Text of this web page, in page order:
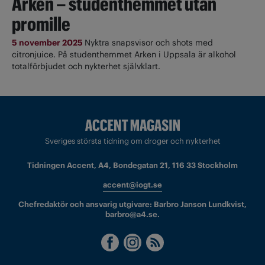
promille
5 november 2025 Nyktra snapsvisor och shots med
citronjuice. På studenthemmet Arken i Uppsala är alkohol
totalförbjudet och nykterhet självklart.
Sveriges största tidning om droger och nykterhet
Tidningen Accent, A4, Bondegatan 21, 116 33 Stockholm
accent@iogt.se
Chefredaktör och ansvarig utgivare: Barbro Janson Lundkvist,
barbro@a4.se.